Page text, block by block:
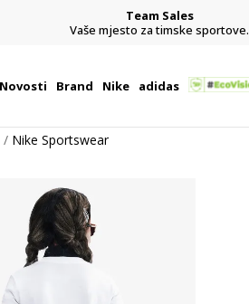
Team Sales
Vaše mjesto za timske sportove.
Novosti Brand Nike adidas
Nike Sportswear